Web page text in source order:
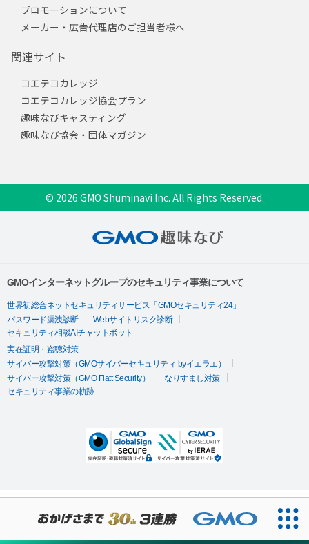
プロモーションについて
メーカー・広告代理店のご担当者様へ
関連サイト
コエテコカレッジ
コエテコカレッジ協会プラン
趣味なびキャスティング
趣味なび協会・団体マガジン
© 2026 GMO Shuminavi Inc. All Rights Reserved.